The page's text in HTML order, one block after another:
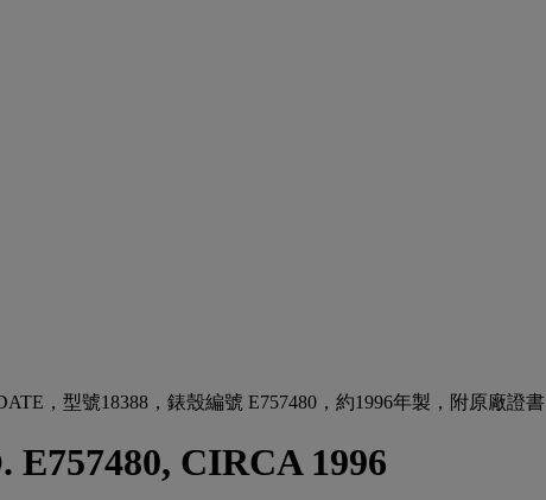
，型號18388，錶殼編號 E757480，約1996年製，附原廠證書
CIRCA 1996